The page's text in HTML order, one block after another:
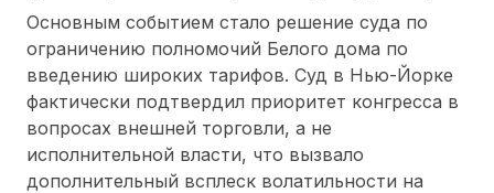
Основным событием стало решение суда по
ограничению полномочий Белого дома по
введению широких тарифов. Суд в Нью-Йорке
фактически подтвердил приоритет конгресса в
вопросах внешней торговли, а не
исполнительной власти, что вызвало
дополнительный всплеск волатильности на